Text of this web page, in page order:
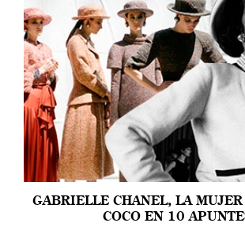
GABRIELLE CHANEL, LA MUJER
COCO EN 10